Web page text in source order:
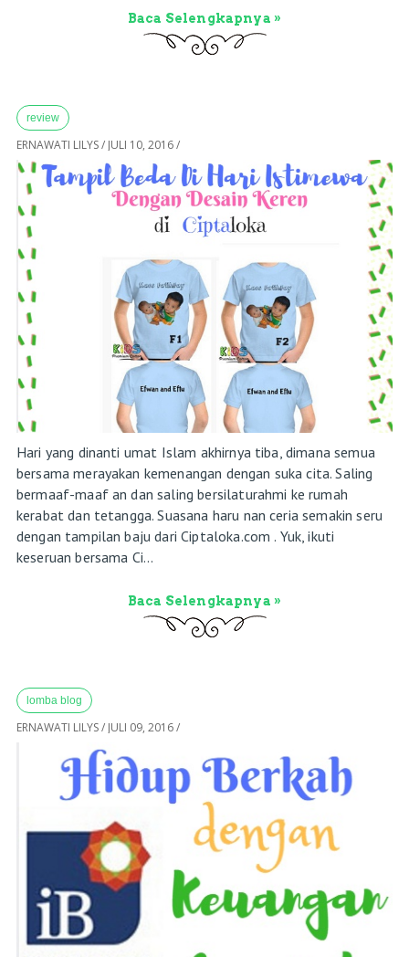
Baca Selengkapnya »
review
ERNAWATI LILYS/ JULI 10, 2016/
Hari yang dinanti umat Islam akhirnya tiba, dimana semua
bersama merayakan kemenangan dengan suka cita. Saling
bermaaf-maaf an dan saling bersilaturahmi ke rumah
kerabat dan tetangga. Suasana haru nan ceria semakin seru
dengan tampilan baju dari Ciptaloka.com . Yuk, ikuti
keseruan bersama Ci...
Baca Selengkapnya »
lomba blog
ERNAWATI LILYS/ JULI 09, 2016/